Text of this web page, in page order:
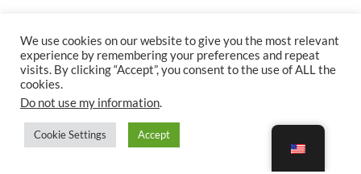
We use cookies on our website to give you the most relevant
experience by remembering your preferences and repeat
visits. By clicking “Accept”, you consent to the use of ALL the
cookies.
Do not use my information.
Cookie Settings Accept